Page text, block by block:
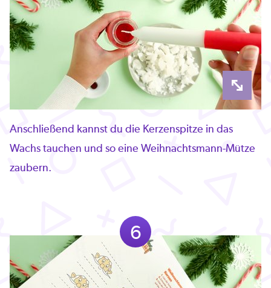
Anschließend kannst du die Kerzenspitze in das
Wachs tauchen und so eine Weihnachtsmann-Mütze
zaubern.
6